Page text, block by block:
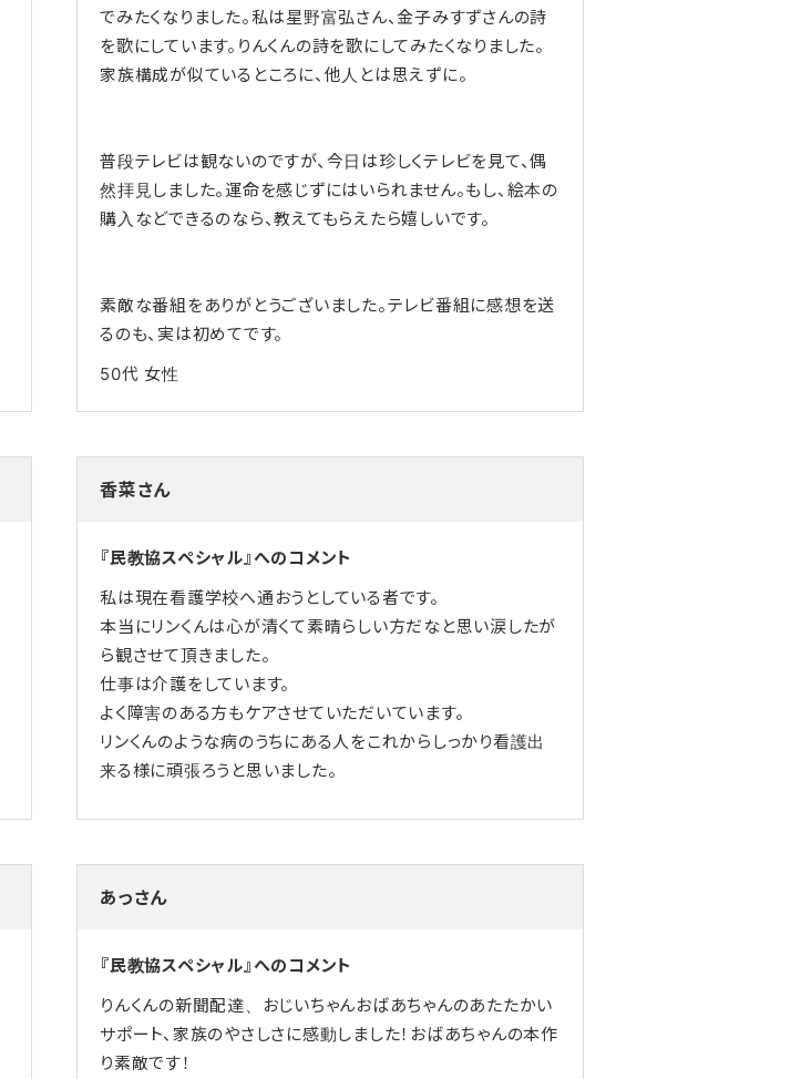
でみたくなりました。私は星野富弘さん、金子みすずさんの詩
を歌にしています。りんくんの詩を歌にしてみたくなりました。
家族構成が似ているところに、他人とは思えずに。
普段テレビは観ないのですが、今日は珍しくテレビを見て、偶
然拝見しました。運命を感じずにはいられません。もし、絵本の
購入などできるのなら、教えてもらえたら嬉しいです。
素敵な番組をありがとうございました。テレビ番組に感想を送
るのも、実は初めてです。
50代 女性
香菜さん
『民教協スペシャル』へのコメント
私は現在看護学校へ通おうとしている者です。
本当にリンくんは心が清くて素晴らしい方だなと思い涙したが
ら観させて頂きました。
仕事は介護をしています。
よく障害のある方もケアさせていただいています。
リンくんのような病のうちにある人をこれからしっかり看護出
来る様に頑張ろうと思いました。
あっさん
『民教協スペシャル』へのコメント
りんくんの新聞配達、おじいちゃんおばあちゃんのあたたかい
サポート、家族のやさしさに感動しました！おばあちゃんの本作
り素敵です！